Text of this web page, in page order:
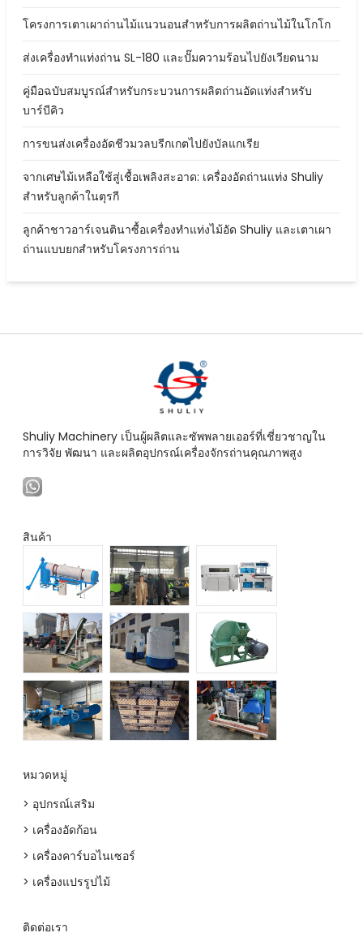
โครงการเตาเผาถ่านไม้แนวนอนสำหรับการผลิตถ่านไม้ในโกโก
ส่งเครื่องทำแท่งถ่าน SL-180 และปั๊มความร้อนไปยังเวียดนาม
คู่มือฉบับสมบูรณ์สำหรับกระบวนการผลิตถ่านอัดแท่งสำหรับ
บาร์บีคิว
การขนส่งเครื่องอัดชีวมวลบรีกเกตไปยังบัลแกเรีย
จากเศษไม้เหลือใช้สู่เชื้อเพลิงสะอาด: เครื่องอัดถ่านแท่ง Shuliy
สำหรับลูกค้าในตุรกี
ลูกค้าชาวอาร์เจนตินาซื้อเครื่องทำแท่งไม้อัด Shuliy และเตาเผา
ถ่านแบบยกสำหรับโครงการถ่าน
Shuliy Machinery เป็นผู้ผลิตและซัพพลายเออร์ที่เชี่ยวชาญใน
การวิจัย พัฒนา และผลิตอุปกรณ์เครื่องจักรถ่านคุณภาพสูง
สินค้า
หมวดหมู่
> อุปกรณ์เสริม
> เครื่องอัดก้อน
> เครื่องคาร์บอไนเซอร์
> เครื่องแปรรูปไม้
ติดต่อเรา